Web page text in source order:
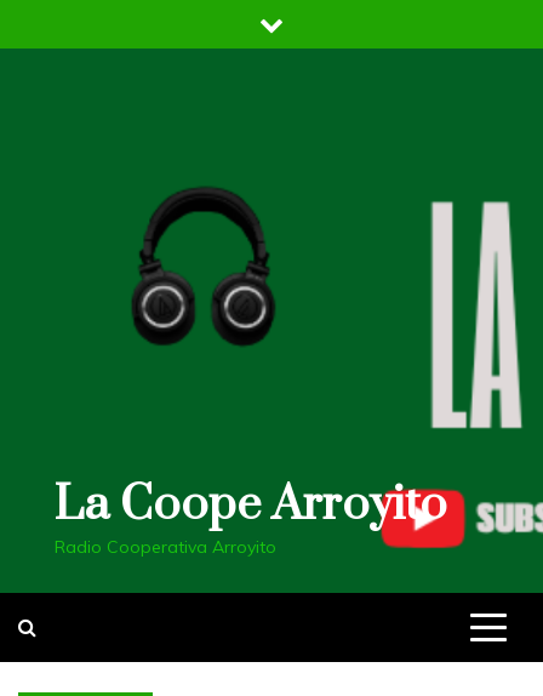
to
La Coope Arroyito
Radio Cooperativa Arroyito